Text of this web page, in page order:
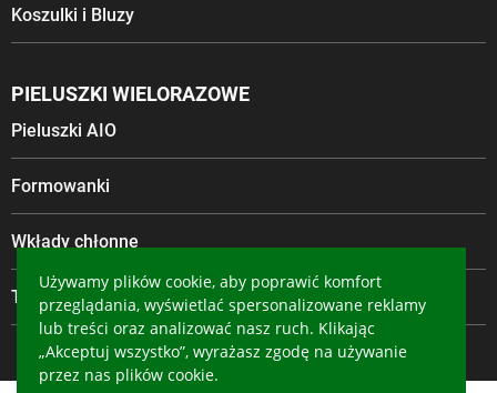
Koszulki i Bluzy
PIELUSZKI WIELORAZOWE
Pieluszki AIO
Formowanki
Wkłady chłonne
Tetra
Używamy plików cookie, aby poprawić komfort
przeglądania, wyświetlać spersonalizowane reklamy
lub treści oraz analizować nasz ruch. Klikając
„Akceptuj wszystko”, wyrażasz zgodę na używanie
przez nas plików cookie.